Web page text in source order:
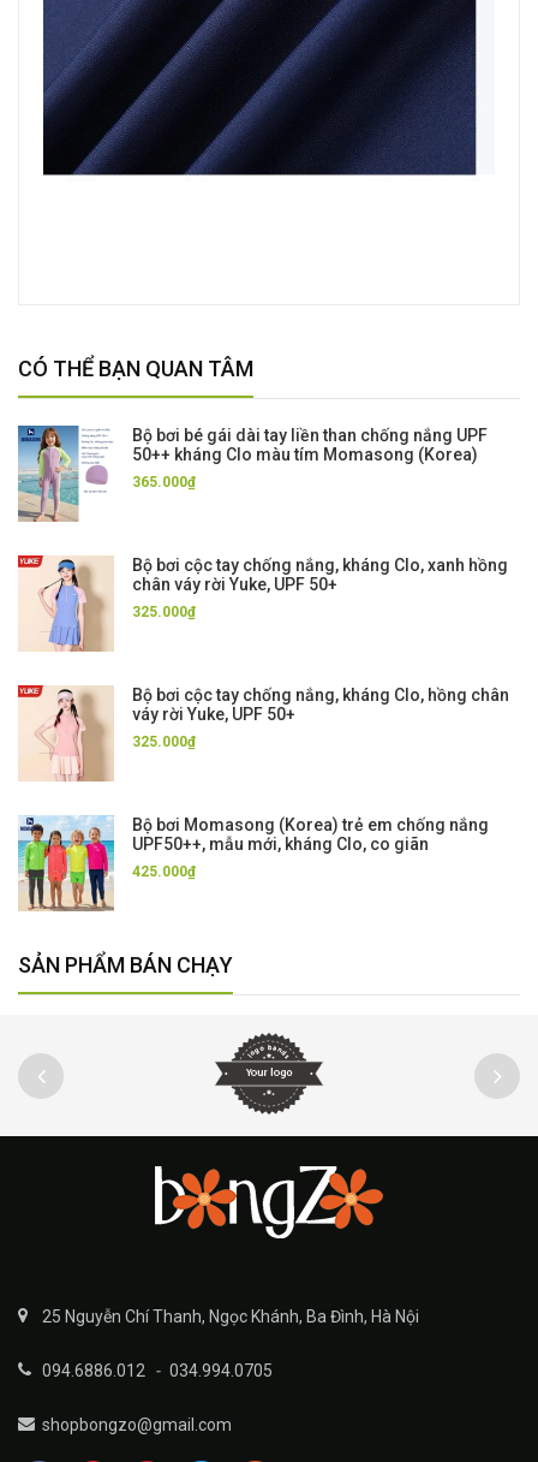
CÓ THỂ BẠN QUAN TÂM
Bộ bơi bé gái dài tay liền than chống nắng UPF
50++ kháng Clo màu tím Momasong (Korea)
365.000₫
Bộ bơi cộc tay chống nắng, kháng Clo, xanh hồng
chân váy rời Yuke, UPF 50+
325.000₫
Bộ bơi cộc tay chống nắng, kháng Clo, hồng chân
váy rời Yuke, UPF 50+
325.000₫
Bộ bơi Momasong (Korea) trẻ em chống nắng
UPF50++, mẫu mới, kháng Clo, co giãn
425.000₫
SẢN PHẨM BÁN CHẠY
25 Nguyễn Chí Thanh, Ngọc Khánh, Ba Đình, Hà Nội
094.6886.012 - 034.994.0705
shopbongzo@gmail.com